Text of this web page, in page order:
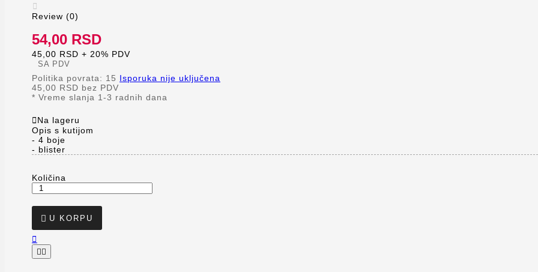

Review (0)
54,00 RSD
45,00 RSD + 20% PDV
SA PDV
Politika povrata: 15 Isporuka nije uključena
45,00 RSD bez PDV
* Vreme slanja 1-3 radnih dana
Na lageru
Opis s kutijom
- 4 boje
- blister
Količina
 U KORPU

 